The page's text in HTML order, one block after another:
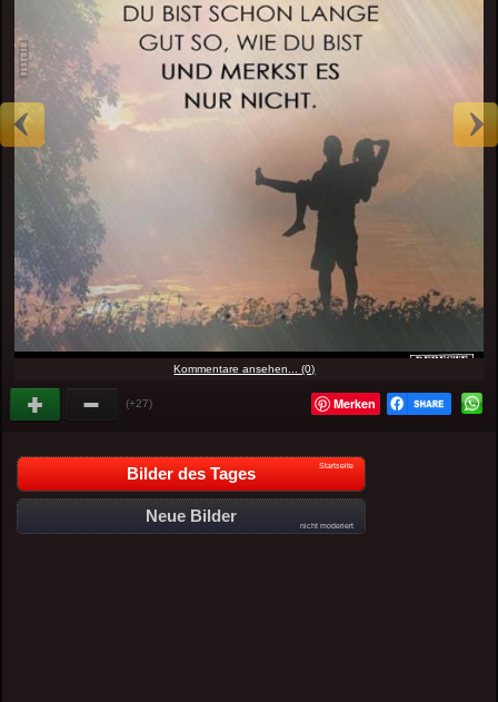
Kommentare ansehen... (0)
(+27) Merken
Bilder des Tages Startseite
Neue Bilder
nicht moderiert